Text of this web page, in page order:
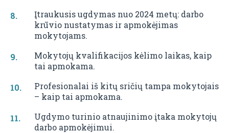
Įtraukusis ugdymas nuo 2024 metų: darbo
krūvio nustatymas ir apmokėjimas
mokytojams.
Mokytojų kvalifikacijos kėlimo laikas, kaip
tai apmokama.
Profesionalai iš kitų sričių tampa mokytojais
– kaip tai apmokama.
Ugdymo turinio atnaujinimo įtaka mokytojų
darbo apmokėjimui.